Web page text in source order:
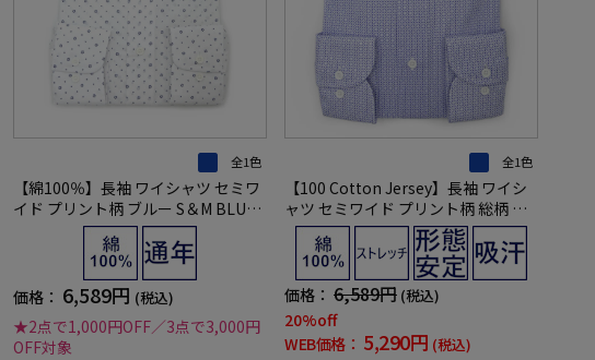
全1色
【綿100％】長袖 ワイシャツ セミワ
イド プリント柄 ブルー S＆M BLUE
LABEL 通年
価格： 6,589円 (税込)
★2点で1,000円OFF／3点で3,000円
OFF対象
全1色
【100 Cotton Jersey】長袖 ワイシ
ャツ セミワイド プリント柄 総柄 ブ
ルー 綿100％ リッケンバッカー 通年
価格： 6,589円 (税込)
20%off
WEB価格： 5,290円 (税込)